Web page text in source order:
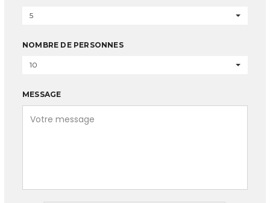
5
NOMBRE DE PERSONNES
10
MESSAGE